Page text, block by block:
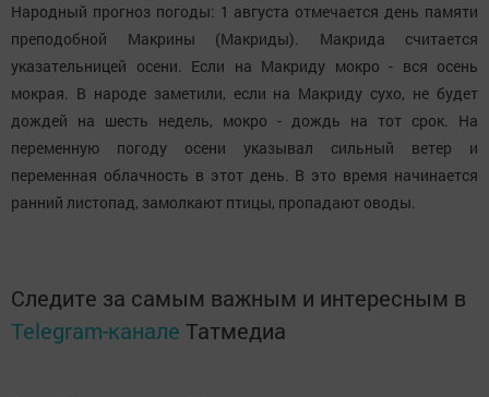
Народный прогноз погоды: 1 августа отмечается день памяти
преподобной Макрины (Макриды). Макрида считается
указательницей осени. Если на Макриду мокро - вся осень
мокрая. В народе заметили, если на Макриду сухо, не будет
дождей на шесть недель, мокро - дождь на тот срок. На
переменную погоду осени указывал сильный ветер и
переменная облачность в этот день. В это время начинается
ранний листопад, замолкают птицы, пропадают оводы.
Следите за самым важным и интересным в
Telegram-канале Татмедиа